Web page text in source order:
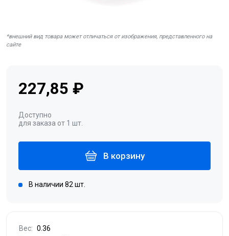
*внешний вид товара может отличаться от изображения, представленного на
сайте
227,85 ₽
Доступно
для заказа от 1 шт.
В корзину
В наличии 82 шт.
Вес: 0.36